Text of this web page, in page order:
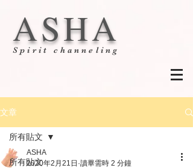
Spirit channeling
ASHA
文章
所有貼文
所有貼文
ASHA
2020年2月21日 讀畢需時 2 分鐘